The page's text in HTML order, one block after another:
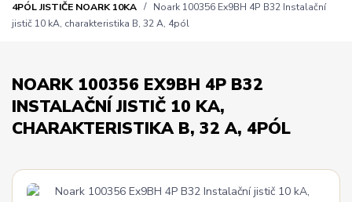
4PÓL JISTIČE NOARK 10KA
Noark 100356 Ex9BH 4P B32 Instalační
jistič 10 kA, charakteristika B, 32 A, 4pól
NOARK 100356 EX9BH 4P B32
INSTALAČNÍ JISTIČ 10 KA,
CHARAKTERISTIKA B, 32 A, 4PÓL